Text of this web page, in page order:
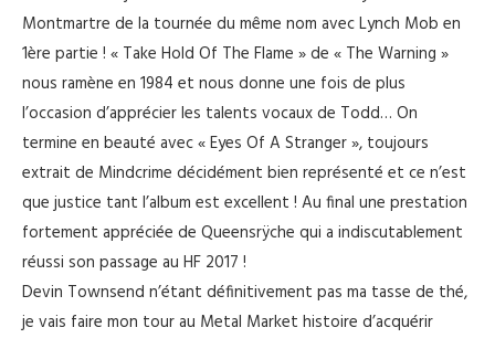
Montmartre de la tournée du même nom avec Lynch Mob en
1ère partie ! « Take Hold Of The Flame » de « The Warning »
nous ramène en 1984 et nous donne une fois de plus
l’occasion d’apprécier les talents vocaux de Todd… On
termine en beauté avec « Eyes Of A Stranger », toujours
extrait de Mindcrime décidément bien représenté et ce n’est
que justice tant l’album est excellent ! Au final une prestation
fortement appréciée de Queensrÿche qui a indiscutablement
réussi son passage au HF 2017 !
Devin Townsend n’étant définitivement pas ma tasse de thé,
je vais faire mon tour au Metal Market histoire d’acquérir